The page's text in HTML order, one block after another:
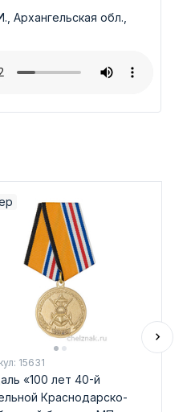
Архангельская обл.,
15631
«100 лет 40-й
Краснодарско-